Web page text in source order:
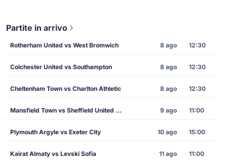
Partite in arrivo
Rotherham United vs West Bromwich 8 ago 12:30
Colchester United vs Southampton 8 ago 12:30
Cheltenham Town vs Charlton Athletic 8 ago 12:30
Mansfield Town vs Sheffield United FC 9 ago 11:00
Plymouth Argyle vs Exeter City 10 ago 15:00
Kairat Almaty vs Levski Sofia 11 ago 11:00